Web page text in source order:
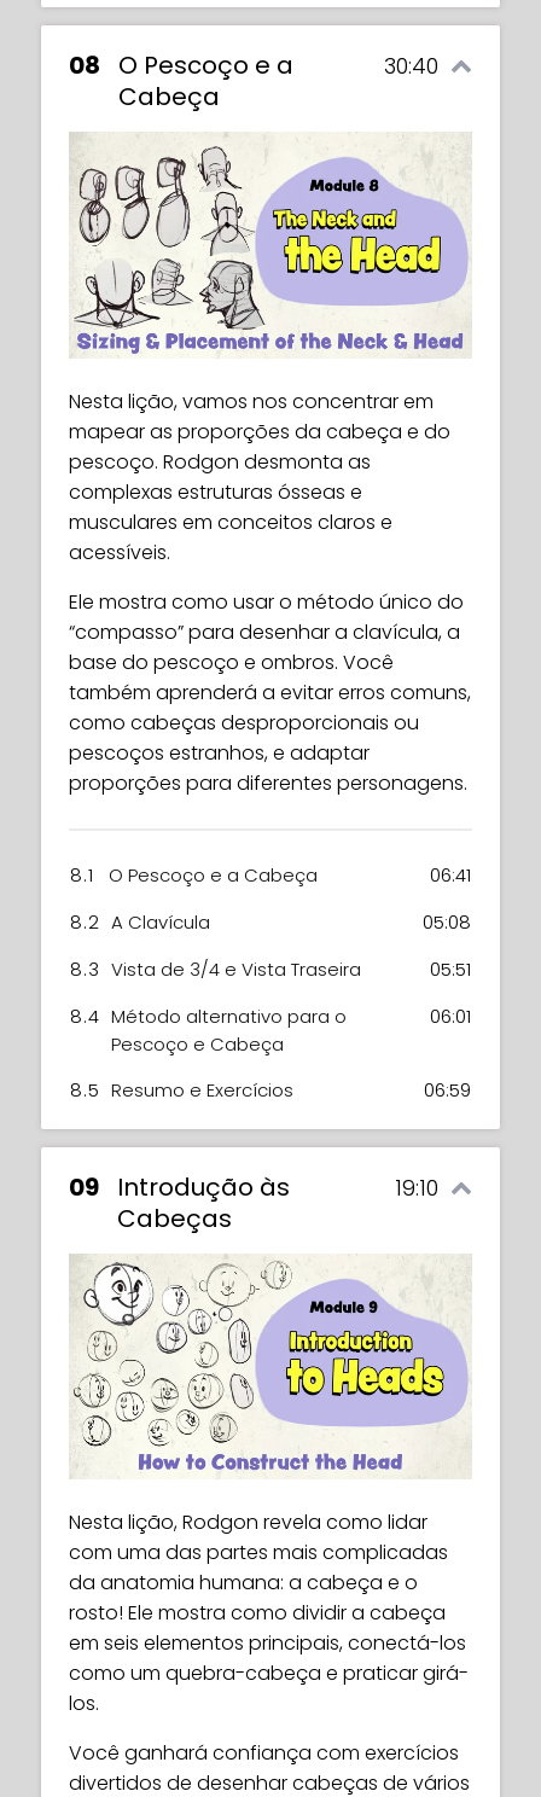
08
O Pescoço e a
Cabeça
30:40
Nesta lição, vamos nos concentrar em
mapear as proporções da cabeça e do
pescoço. Rodgon desmonta as
complexas estruturas ósseas e
musculares em conceitos claros e
acessíveis.
Ele mostra como usar o método único do
“compasso” para desenhar a clavícula, a
base do pescoço e ombros. Você
também aprenderá a evitar erros comuns,
como cabeças desproporcionais ou
pescoços estranhos, e adaptar
proporções para diferentes personagens.
8.1 O Pescoço e a Cabeça
06:41
8.2 A Clavícula
05:08
8.3 Vista de 3/4 e Vista Traseira
05:51
8.4 Método alternativo para o
Pescoço e Cabeça
06:01
8.5 Resumo e Exercícios 06:59
09
Introdução às
Cabeças
19:10
Nesta lição, Rodgon revela como lidar
com uma das partes mais complicadas
da anatomia humana: a cabeça e o
rosto! Ele mostra como dividir a cabeça
em seis elementos principais, conectá-los
como um quebra-cabeça e praticar girá-
los.
Você ganhará confiança com exercícios
divertidos de desenhar cabeças de vários